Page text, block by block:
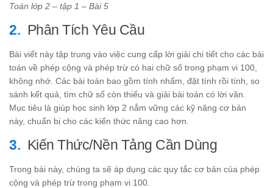
Toán lớp 2 – tập 1 – Bài 5
Phân Tích Yêu Cầu
Bài viết này tập trung vào việc cung cấp lời giải chi tiết cho các bài
toán về phép cộng và phép trừ có hai chữ số trong phạm vi 100,
không nhớ. Các bài toán bao gồm tính nhẩm, đặt tính rồi tính, so
sánh kết quả, tìm chữ số còn thiếu và giải bài toán có lời văn.
Mục tiêu là giúp học sinh lớp 2 nắm vững các kỹ năng cơ bản
này, chuẩn bị cho các kiến thức nâng cao hơn.
Kiến Thức/Nền Tảng Cần Dùng
Trong bài này, chúng ta sẽ áp dụng các quy tắc cơ bản của phép
cộng và phép trừ trong phạm vi 100.